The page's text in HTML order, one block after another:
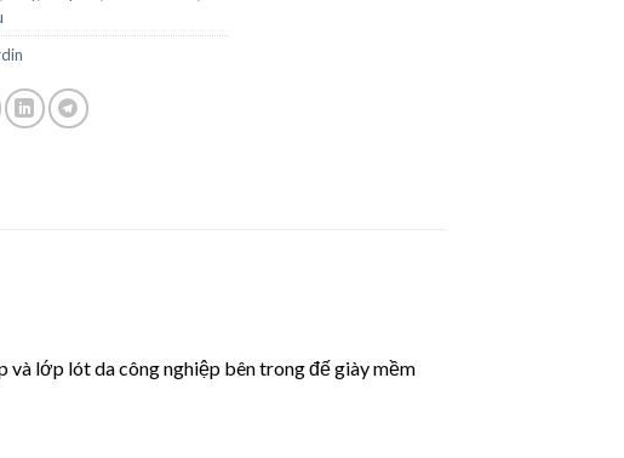
lớp lót da công nghiệp bên trong đế giày mềm